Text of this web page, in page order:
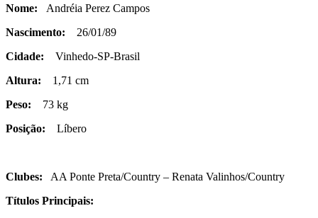
Nome: Andréia Perez Campos
Nascimento: 26/01/89
Cidade: Vinhedo-SP-Brasil
Altura: 1,71 cm
Peso: 73 kg
Posição: Líbero
Clubes: AA Ponte Preta/Country – Renata Valinhos/Country
Títulos Principais: